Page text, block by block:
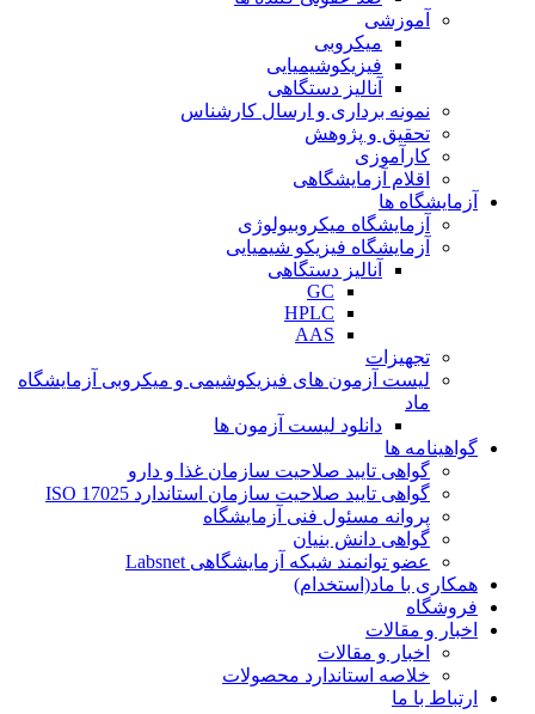
آموزشی
میکروبی
فیزیکوشیمیایی
آنالیز دستگاهی
نمونه برداری و ارسال کارشناس
تحقیق و پژوهش
کارآموزی
اقلام آزمایشگاهی
آزمایشگاه ها
آزمایشگاه میکروبیولوژی
آزمایشگاه فیزیکو شیمیایی
آنالیز دستگاهی
GC
HPLC
AAS
تجهیزات
لیست آزمون های فیزیکوشیمی و میکروبی آزمایشگاه
ماد
دانلود لیست آزمون ها
گواهینامه ها
گواهی تایید صلاحیت سازمان غذا و دارو
گواهی تایید صلاحیت سازمان استاندارد ISO 17025
پروانه مسئول فنی آزمایشگاه
گواهی دانش بنیان
عضو توانمند شبکه آزمایشگاهی Labsnet
همکاری با ماد(استخدام)
فروشگاه
اخبار و مقالات
اخبار و مقالات
خلاصه استاندارد محصولات
ارتباط با ما